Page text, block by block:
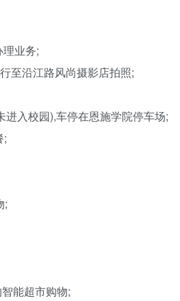
业务;
至沿江路风尚摄影店拍照;
入校园),车停在恩施学院停车场;
;
;
能超市购物;